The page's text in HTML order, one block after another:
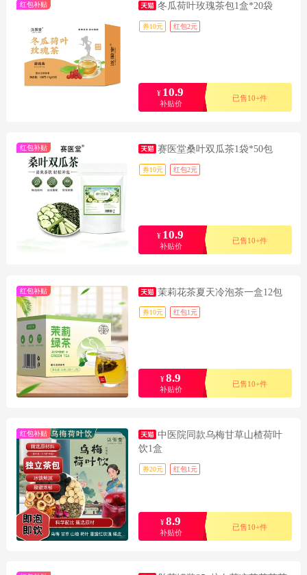
红包补贴 冬瓜荷叶玫瑰茶包1盒*20袋
券10元 红包2元
¥ 10.9
补贴价
已售10+件
红包补贴 赛医堂桑叶双瓜茶1袋*50包
券10元 红包2元
¥ 10.9
补贴价
已售10+件
红包补贴 茉莉花茶夏天冷泡茶一盒12包
券10元 红包1元
¥8.9
补贴价
已售10+件
红包补贴
中医院同款乌梅甘草山楂荷叶
饮1盒
券20元 红包1元
¥8.9
补贴价
已售10+件